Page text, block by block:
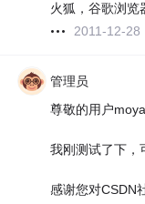
火狐，谷歌浏览
2011-12-28
管理员
尊敬的用户
我刚测试了下，
感谢您对CSDN